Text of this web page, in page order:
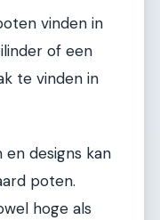
vinden in
of een
te vinden in
designs kan
poten.
hoge als